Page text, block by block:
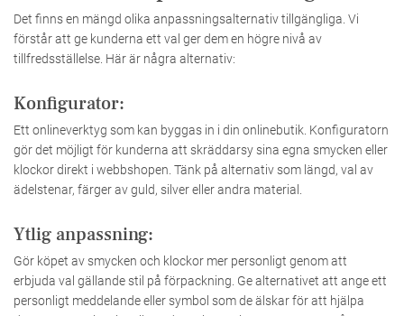
Det finns en mängd olika anpassningsalternativ tillgängliga. Vi
förstår att ge kunderna ett val ger dem en högre nivå av
tillfredsställelse. Här är några alternativ:
Konfigurator:
Ett onlineverktyg som kan byggas in i din onlinebutik. Konfiguratorn
gör det möjligt för kunderna att skräddarsy sina egna smycken eller
klockor direkt i webbshopen. Tänk på alternativ som längd, val av
ädelstenar, färger av guld, silver eller andra material.
Ytlig anpassning:
Gör köpet av smycken och klockor mer personligt genom att
erbjuda val gällande stil på förpackning. Ge alternativet att ange ett
personligt meddelande eller symbol som de älskar för att hjälpa